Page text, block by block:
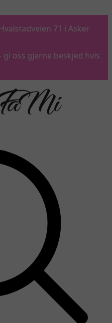
71 i Asker
oss gjerne beskjed hvis